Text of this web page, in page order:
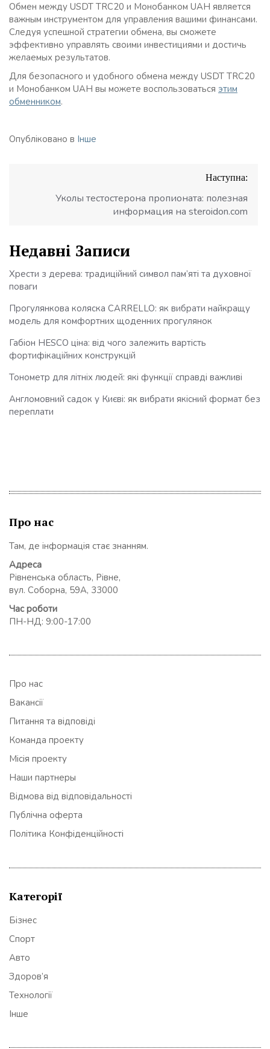
Обмен между USDT TRC20 и Монобанком UAH является
важным инструментом для управления вашими финансами.
Следуя успешной стратегии обмена, вы сможете
эффективно управлять своими инвестициями и достичь
желаемых результатов.
Для безопасного и удобного обмена между USDT TRC20
и Монобанком UAH вы можете воспользоваться этим
обменником.
Опубліковано в Інше
Наступна:
Уколы тестостерона пропионата: полезная
информация на steroidon.com
Недавні Записи
Хрести з дерева: традиційний символ пам’яті та духовної
поваги
Прогулянкова коляска CARRELLO: як вибрати найкращу
модель для комфортних щоденних прогулянок
Габіон HESCO ціна: від чого залежить вартість
фортифікаційних конструкцій
Тонометр для літніх людей: які функції справді важливі
Англомовний садок у Києві: як вибрати якісний формат без
переплати
Про нас
Там, де інформація стає знанням.
Адреса
Рівненська область, Рівне,
вул. Соборна, 59А, 33000
Час роботи
ПН-НД: 9:00-17:00
Про нас
Вакансії
Питання та відповіді
Команда проекту
Місія проекту
Наши партнеры
Відмова від відповідальності
Публічна оферта
Політика Конфіденційності
Категорії
Бізнес
Спорт
Авто
Здоров’я
Технології
Інше